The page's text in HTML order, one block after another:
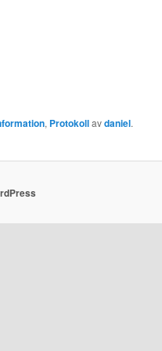
, Protokollavdaniel.